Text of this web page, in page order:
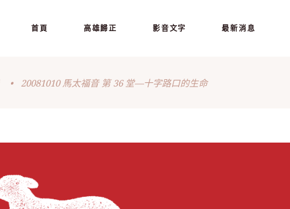
首頁 高雄歸正 影音文字 最新消息
• 20081010 馬太福音 第 36 堂—十字路口的生命